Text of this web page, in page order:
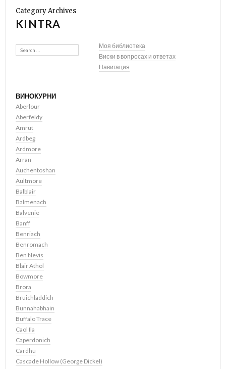
Category Archives
KINTRA
Search
Моя библиотека
Виски в вопросах и ответах
Навигация
ВИНОКУРНИ
Aberlour
Aberfeldy
Amrut
Ardbeg
Ardmore
Arran
Auchentoshan
Aultmore
Balblair
Balmenach
Balvenie
Banff
Benriach
Benromach
Ben Nevis
Blair Athol
Bowmore
Brora
Bruichladdich
Bunnahabhain
Buffalo Trace
Caol Ila
Caperdonich
Cardhu
Cascade Hollow (George Dickel)